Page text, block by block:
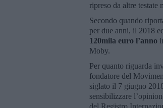
ripreso da altre testate
Secondo quando
per due anni, il 2018
120mila euro l’anno
Moby.
Per quanto riguarda
fondatore del
siglato il 7 giugno
sensibilizzare
del Registro